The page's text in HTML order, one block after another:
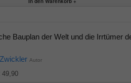
Bauplan der Welt und die Irrtümer
Autor
49,90